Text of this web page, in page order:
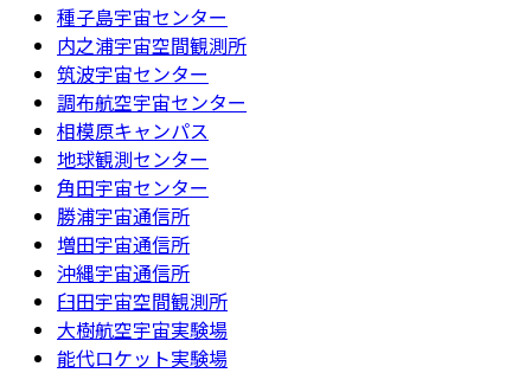
種子島宇宙センター
内之浦宇宙空間観測所
筑波宇宙センター
調布航空宇宙センター
相模原キャンパス
地球観測センター
角田宇宙センター
勝浦宇宙通信所
増田宇宙通信所
沖縄宇宙通信所
臼田宇宙空間観測所
大樹航空宇宙実験場
能代ロケット実験場